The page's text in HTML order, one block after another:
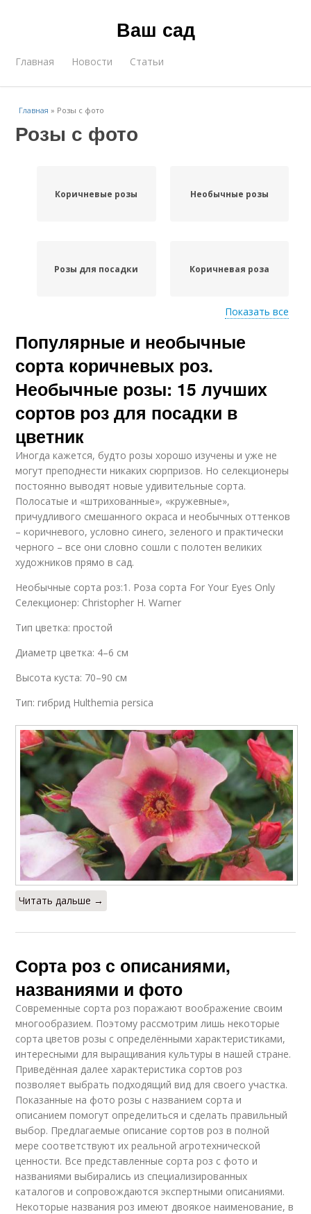
Ваш сад
Главная Новости Статьи
Главная » Розы с фото
Розы с фото
Коричневые розы Необычные розы
Розы для посадки Коричневая роза
Ремонтантные розы
Чайно-гибридные
розы
Кофейные розы Розы с описаниями
Невероятные розы Эквадорские розы
Розы для букетов
Розы для средней
полосы
выращивания
Зеленая роза Фото с описанием
Почвопокровные розы Серые розы
Розы в букете
Розы в цветочных
магазинах
Розы в дизайне Розы в горшках
Розы по цветам Парковые розы
Показать все
Популярные и необычные
сорта коричневых роз.
Необычные розы: 15 лучших
сортов роз для посадки в
цветник
Иногда кажется, будто розы хорошо изучены и уже не
могут преподнести никаких сюрпризов. Но селекционеры
постоянно выводят новые удивительные сорта.
Полосатые и «штрихованные», «кружевные»,
причудливого смешанного окраса и необычных оттенков
– коричневого, условно синего, зеленого и практически
черного – все они словно сошли с полотен великих
художников прямо в сад.
Необычные сорта роз:1. Роза сорта For Your Eyes Only
Селекционер: Christopher H. Warner
Тип цветка: простой
Диаметр цветка: 4–6 см
Высота куста: 70–90 см
Тип: гибрид Hulthemia persica
Читать дальше →
Сорта роз с описаниями,
названиями и фото
Современные сорта роз поражают воображение своим
многообразием. Поэтому рассмотрим лишь некоторые
сорта цветов розы с определёнными характеристиками,
интересными для выращивания культуры в нашей стране.
Приведённая далее характеристика сортов роз
позволяет выбрать подходящий вид для своего участка.
Показанные на фото розы с названием сорта и
описанием помогут определиться и сделать правильный
выбор. Предлагаемые описание сортов роз в полной
мере соответствуют их реальной агротехнической
ценности. Все представленные сорта роз с фото и
названиями выбирались из специализированных
каталогов и сопровождаются экспертными описаниями.
Некоторые названия роз имеют двоякое наименование, в